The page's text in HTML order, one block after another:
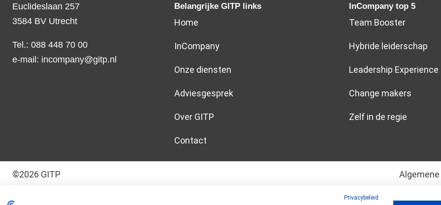
Euclideslaan 257
3584 BV Utrecht
Tel.: 088 448 70 00
e-mail: incompany@gitp.nl
Belangrijke GITP links
Home
InCompany
Onze diensten
Adviesgesprek
Over GITP
Contact
InCompany top 5
Team Booster
Hybride leiderschap
Leadership Experience
Change makers
Zelf in de regie
©2026 GITP
Privacybeleid